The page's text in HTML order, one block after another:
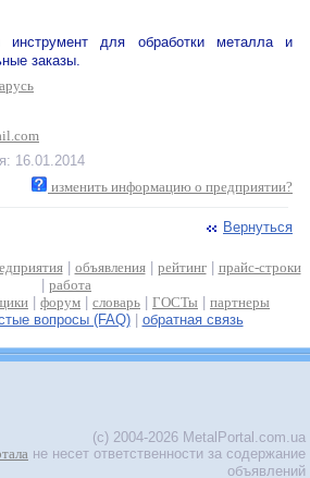
инструмент для обработки металла и
заказы.
16.01.2014
изменить информацию о предприятии?
Вернуться
| объявления| рейтинг| прайс-строки
работа
форум словарь ГОСТы
партнеры
вопросы (FAQ)| обратная связь
(c) 2004-2026 MetalPortal.com.ua
не несет ответственности за содержание
объявлений